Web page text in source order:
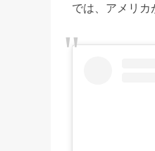
では、アメリカ